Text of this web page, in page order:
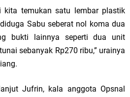
kita temukan satu lembar plastik
Sabu seberat nol koma dua
bukti lainnya seperti dua unit
sebanyak Rp270 ribu,” urainya
Jufrin, kala anggota Opsnal